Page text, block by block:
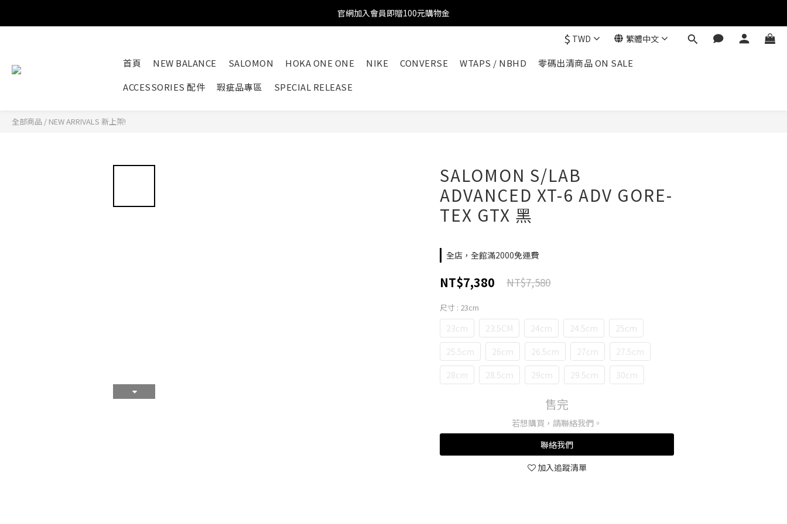
官網加入會員即贈100元購物金
官網加入會員即贈100元購物金
官網加入會員即贈100元購物金
$ TWD 繁體中文
首頁 NEW BALANCE SALOMON HOKA ONE ONE NIKE CONVERSE WTAPS / NBHD
零碼出清商品 ON SALE
ACCESSORIES 配件
瑕疵品專區 SPECIAL RELEASE
全部商品 / NEW ARRIVALS 新上架!
SALOMON S/LAB
ADVANCED XT-6 ADV GORE-
TEX GTX 黑
全店，全館滿2000免運費
NT$7,380 NT$7,580
尺寸 : 23cm
23cm 23.5CM 24cm 24.5cm
25cm
25.5cm
26cm 26.5cm 27cm
27.5cm
28cm
28.5cm 29cm 29.5cm 30cm
售完
若想購買，請聯絡我們。
聯絡我們
加入追蹤清單